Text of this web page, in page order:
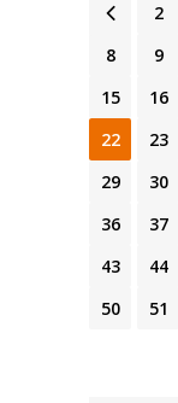
1 2
8
9
15
16
22
23
29
30
36
37
43
44
50
51